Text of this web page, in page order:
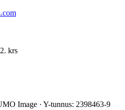
krs
Image · Y-tunnus: 2398463-9